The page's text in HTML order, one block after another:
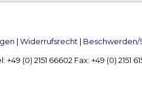
| Widerrufsrecht |
(0) 2151 66602 Fax: +49 (0) 2151